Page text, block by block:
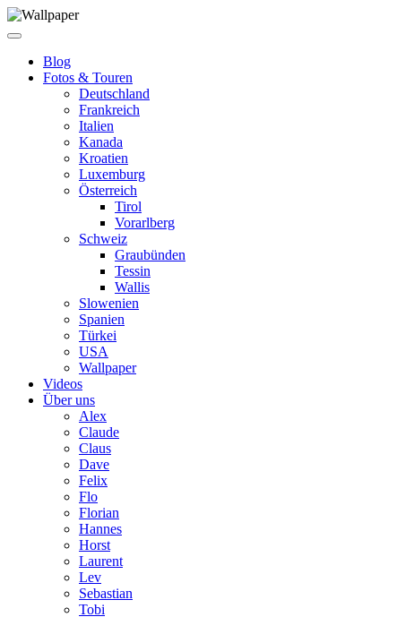
Blog
Fotos & Touren
Deutschland
Frankreich
Italien
Kanada
Kroatien
Luxemburg
Österreich
Tirol
Vorarlberg
Schweiz
Graubünden
Tessin
Wallis
Slowenien
Spanien
Türkei
USA
Wallpaper
Videos
Über uns
Alex
Claude
Claus
Dave
Felix
Flo
Florian
Hannes
Horst
Laurent
Lev
Sebastian
Tobi